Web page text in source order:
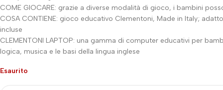
COME GIOCARE: grazie a diverse modalità di gioco, i bambini
COSA CONTIENE: gioco educativo Clementoni, Made in Italy;
incluse
CLEMENTONI LAPTOP: una gamma di computer educativi per
logica, musica e le basi della lingua inglese
Esaurito